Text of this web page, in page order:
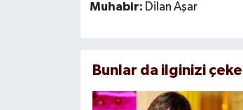
Muhabir: Dilan Aşar
Bunlar da ilginizi